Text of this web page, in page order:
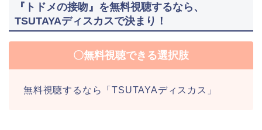
『トドメの接吻』を無料視聴するなら、
TSUTAYAディスカスで決まり！
〇無料視聴できる選択肢
無料視聴するなら「TSUTAYAディスカス」